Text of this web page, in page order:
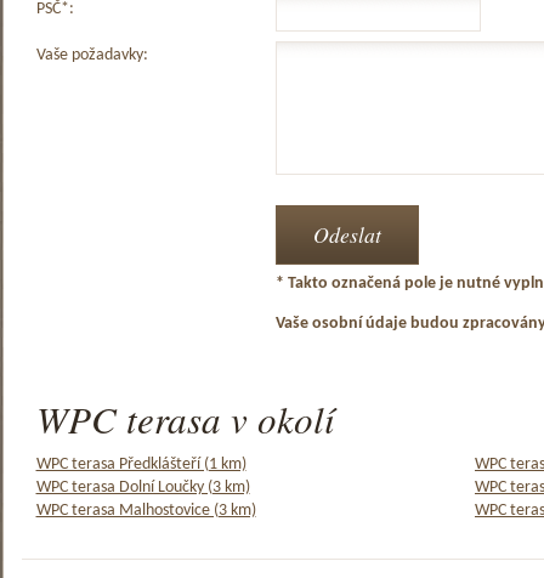
PSČ*:
Vaše požadavky:
* Takto označená pole je nutné
Vaše osobní údaje budou
WPC terasa v okolí
WPC terasa Předklášteří (1 km)
WPC
WPC terasa Dolní Loučky (3 km)
WPC
WPC terasa Malhostovice (3 km)
WPC